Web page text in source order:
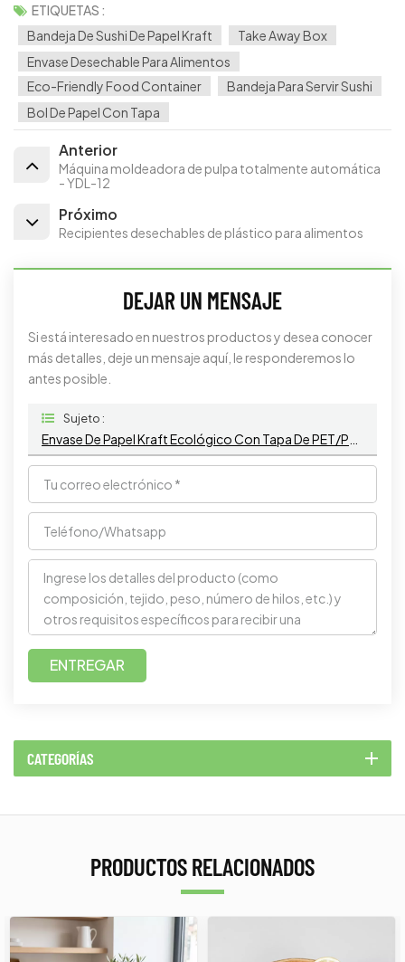
ETIQUETAS :
Bandeja De Sushi De Papel Kraft
Take Away Box
Envase Desechable Para Alimentos
Eco-Friendly Food Container
Bandeja Para Servir Sushi
Bol De Papel Con Tapa
Anterior
Máquina moldeadora de pulpa totalmente automática
- YDL-12
Próximo
Recipientes desechables de plástico para alimentos
DEJAR UN MENSAJE
Si está interesado en nuestros productos y desea conocer
más detalles, deje un mensaje aquí, le responderemos lo
antes posible.
Sujeto :
ENTREGAR
CATEGORÍAS
PRODUCTOS RELACIONADOS